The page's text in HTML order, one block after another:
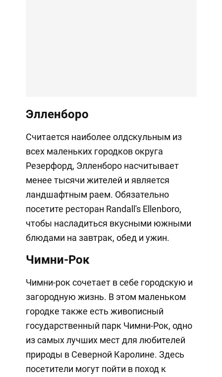
Элленборо
Считается наиболее олдскульным из
всех маленьких городков округа
Резерфорд, Элленборо насчитывает
менее тысячи жителей и является
ландшафтным раем. Обязательно
посетите ресторан Randall's Ellenboro,
чтобы насладиться вкусными южными
блюдами на завтрак, обед и ужин.
Чимни-Рок
Чимни-рок сочетает в себе городскую и
загородную жизнь. В этом маленьком
городке также есть живописный
государственный парк Чимни-Рок, одно
из самых лучших мест для любителей
природы в Северной Каролине. Здесь
посетители могут пойти в поход к